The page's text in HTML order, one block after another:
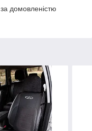
домовленістю